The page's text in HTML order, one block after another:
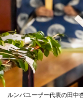
ルンバユーザー代表の田中